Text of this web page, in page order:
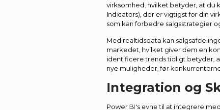
virksomhed, hvilket betyder, at du
Indicators), der er vigtigst for din
som kan forbedre salgsstrategier
Med realtidsdata kan
markedet, hvilket giver dem en
identificere trends tidligt betyder,
nye muligheder, før
Integration og
Power BI's evne til at integrere